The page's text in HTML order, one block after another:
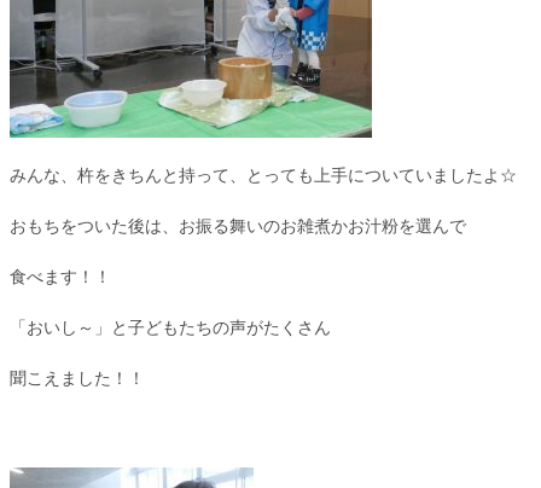
みんな、杵をきちんと持って、とっても上手についていましたよ☆
おもちをついた後は、お振る舞いのお雑煮かお汁粉を選んで
食べます！！
「おいし～」と子どもたちの声がたくさん
聞こえました！！